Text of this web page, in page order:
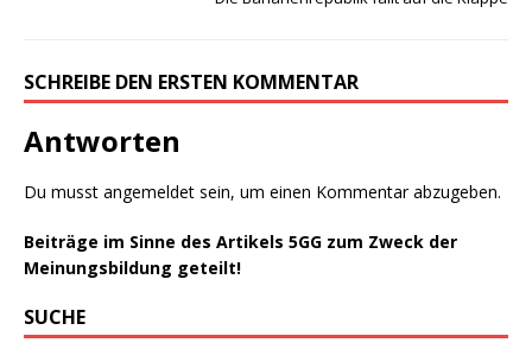
SCHREIBE DEN ERSTEN KOMMENTAR
Antworten
Du musst angemeldet sein, um einen Kommentar abzugeben.
Beiträge im Sinne des Artikels 5GG zum Zweck der
Meinungsbildung geteilt!
SUCHE